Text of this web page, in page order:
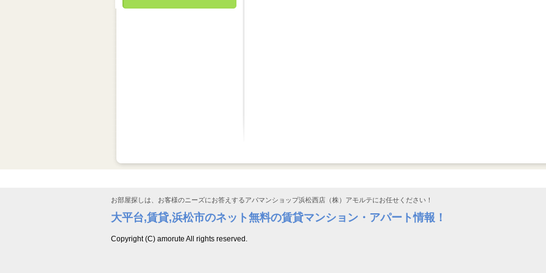
お部屋探しは、お客様のニーズにお答えするアパマンショップ浜松西店（株）アモルテにお任せください！
大平台,賃貸,浜松市のネット無料の賃貸マンション・アパート情報！
Copyright (C) amorute All rights reserved.